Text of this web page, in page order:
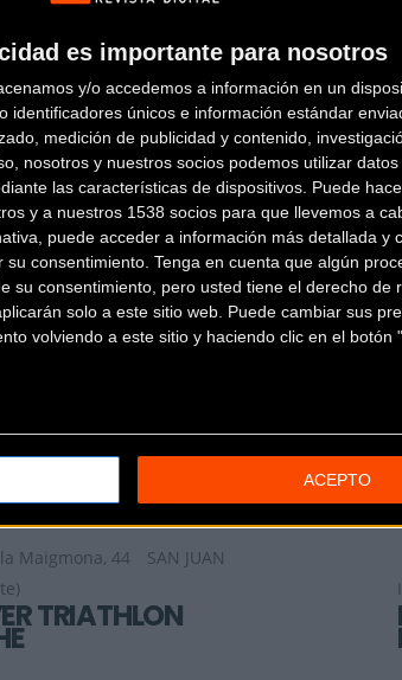
es importante para nosotros
y/o accedemos a información en un
identificadores únicos e información estándar
medición de publicidad y contenido,
nosotros y nuestros socios podemos utilizar
las características de dispositivos. Puede
y a nuestros 1538 socios para que llevemos a
puede acceder a información más detallada y
consentimiento. Tenga en cuenta que algún
su consentimiento, pero usted tiene el derecho de
solo a este sitio web. Puede cambiar sus
volviendo a este sitio y haciendo clic en el botón
ACEPTO
de Ruzafa, 16. Local
(Alicante)
EL GALLO
de la Morera, 22
ELCHE
MALPI
SAN JUAN
Maigmona, 44
SAN JUAN
TRIATHLON